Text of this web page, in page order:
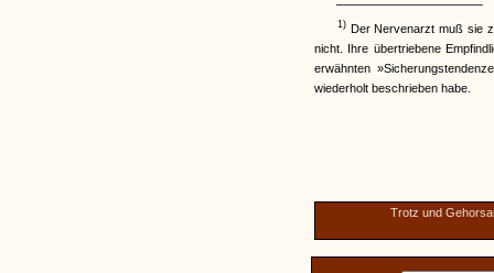
1) Der Nervenarzt muß sie
nicht. Ihre übertriebene
erwähnten
wiederholt beschrieben habe.
Trotz und